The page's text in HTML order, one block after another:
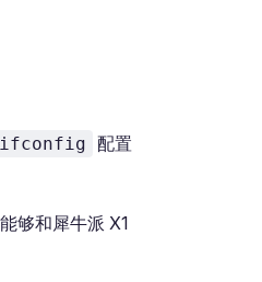
ifconfig 配置
够和犀牛派 X1